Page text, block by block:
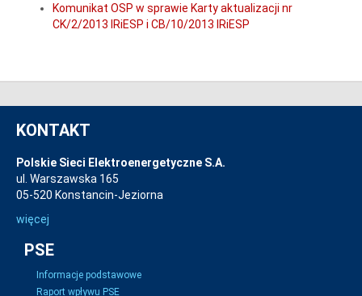
Komunikat OSP w sprawie Karty aktualizacji nr
CK/2/2013 IRiESP i CB/10/2013 IRiESP
KONTAKT
Polskie Sieci Elektroenergetyczne S.A.
ul. Warszawska 165
05-520 Konstancin-Jeziorna
więcej
PSE
Informacje podstawowe
Raport wpływu PSE